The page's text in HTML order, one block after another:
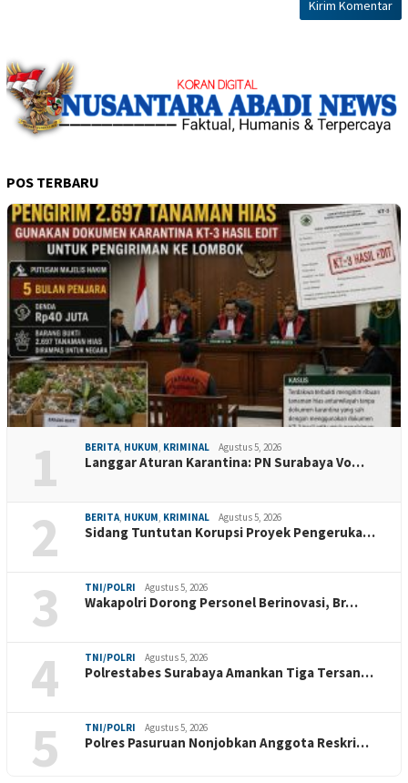
POS TERBARU
1 BERITA, HUKUM, KRIMINAL Agustus 5, 2026
Langgar Aturan Karantina: PN Surabaya Vo…
2 BERITA, HUKUM, KRIMINAL Agustus 5, 2026
Sidang Tuntutan Korupsi Proyek Pengeruka…
3 TNI/POLRI Agustus 5, 2026
Wakapolri Dorong Personel Berinovasi, Br…
4 TNI/POLRI Agustus 5, 2026
Polrestabes Surabaya Amankan Tiga Tersan…
5 TNI/POLRI Agustus 5, 2026
Polres Pasuruan Nonjobkan Anggota Reskri…